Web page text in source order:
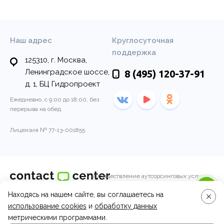
© 2011-2026, Контакт-центр
«Осуществление аутсорсинговых услуг
исходящих вызовов операторами call-
центра.»
Вопросы и ответы
Наш адрес
125310, г. Москва,
Ленинградское шоссе,
д. 1, БЦ Гидропроект
Ежедневно, с 9:00 до 18:00, без
перерыва на обед
Лицензия № 77-13-001855
Круглосуточная
поддержка
8 (495) 120-37-91
Находясь на нашем сайте, вы соглашаетесь на
использование cookies и обработку данных
метрическими программами.